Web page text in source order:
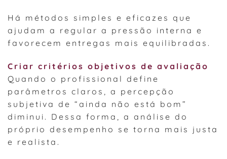
Há métodos simples e eficazes que
ajudam a regular a pressão interna e
favorecem entregas mais equilibradas.
Criar critérios objetivos de avaliação
Quando o profissional define
parâmetros claros, a percepção
subjetiva de “ainda não está bom”
diminui. Dessa forma, a análise do
próprio desempenho se torna mais justa
e realista.